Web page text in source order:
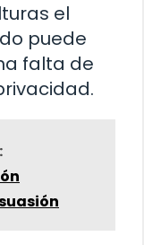
el
puede
falta de